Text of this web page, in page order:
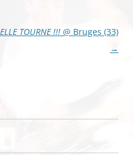
ELLE TOURNE !!! @ Bruges (33)
→